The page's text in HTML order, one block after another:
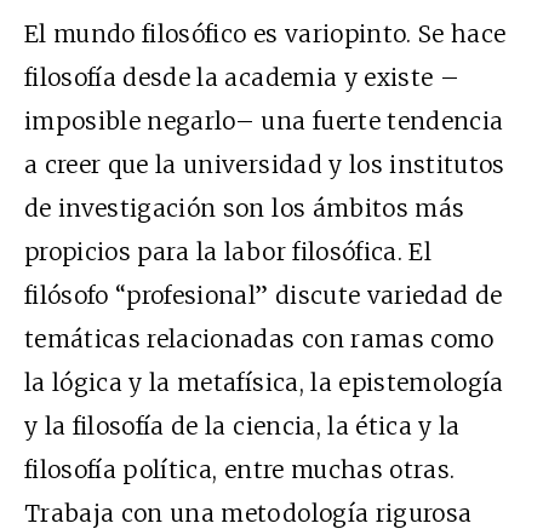
El mundo filosófico es variopinto. Se hace
filosofía desde la academia y existe –
imposible negarlo– una fuerte tendencia
a creer que la universidad y los institutos
de investigación son los ámbitos más
propicios para la labor filosófica. El
filósofo “profesional” discute variedad de
temáticas relacionadas con ramas como
la lógica y la metafísica, la epistemología
y la filosofía de la ciencia, la ética y la
filosofía política, entre muchas otras.
Trabaja con una metodología rigurosa